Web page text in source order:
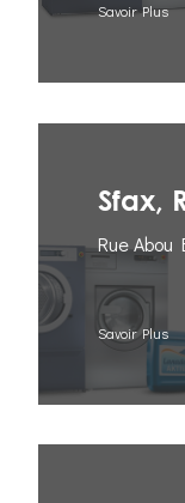
Savoir Plus
Sfax,
Rue
Savoir Plus